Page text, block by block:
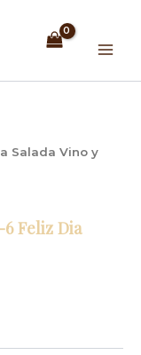
Salada Vino y
6 Feliz Dia